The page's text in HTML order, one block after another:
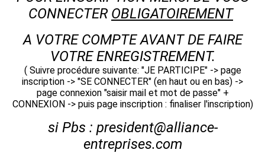
CONNECTER OBLIGATOIREMENT
A VOTRE COMPTE AVANT DE FAIRE
VOTRE ENREGISTREMENT.
( Suivre procédure suivante: "JE PARTICIPE" -> page
inscription -> "SE CONNECTER" (en haut ou en bas) ->
page connexion "saisir mail et mot de passe" +
CONNEXION -> puis page inscription : finaliser l'inscription)
si Pbs : president@alliance-
entreprises.com